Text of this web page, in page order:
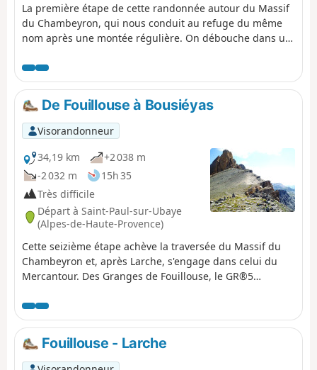
La première étape de cette randonnée autour du Massif
du Chambeyron, qui nous conduit au refuge du même
nom après une montée régulière. On débouche dans un
De Fouillouse à Bousiéyas
Visorandonneur
34,19 km
+2 038 m
-2 032 m
15h 35
Très difficile
Départ à Saint-Paul-sur-Ubaye
(Alpes-de-Haute-Provence)
Cette seizième étape achève la traversée du Massif du
Chambeyron et, après Larche, s'engage dans celui du
Mercantour. Des Granges de Fouillouse, le GR®5
Fort de Plate Lombarde puis, par le vallon de Plate
Lombarde, atteint le col du Vallonnet. Il descend ensuite
au Lac du Vallonnet Inférieur où il s'oriente plein Sud
pour rejoindre une ancienne route militaire qui s'élève
vers les baraquements de Viraysse. De là, le GR®5
Fouillouse - Larche